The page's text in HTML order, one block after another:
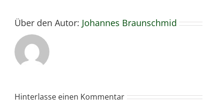
Über den Autor: Johannes Braunschmid
Hinterlasse einen Kommentar